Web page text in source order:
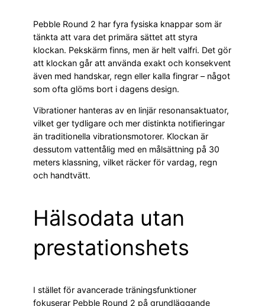
Pebble Round 2 har fyra fysiska knappar som är
tänkta att vara det primära sättet att styra
klockan. Pekskärm finns, men är helt valfri. Det gör
att klockan går att använda exakt och konsekvent
även med handskar, regn eller kalla fingrar – något
som ofta glöms bort i dagens design.
Vibrationer hanteras av en linjär resonansaktuator,
vilket ger tydligare och mer distinkta notifieringar
än traditionella vibrationsmotorer. Klockan är
dessutom vattentålig med en målsättning på 30
meters klassning, vilket räcker för vardag, regn
och handtvätt.
Hälsodata utan
prestationshets
I stället för avancerade träningsfunktioner
fokuserar Pebble Round 2 på grundläggande